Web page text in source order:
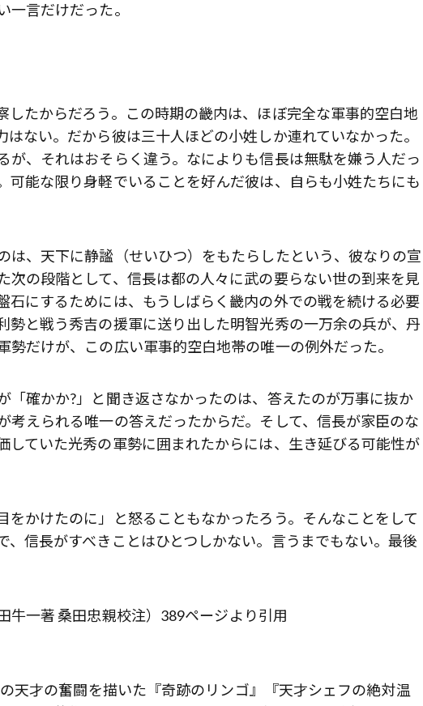
言だけだった。
したからだろう。この時期の畿内は、ほぼ完全な軍事的空白地
ない。だから彼は三十人ほどの小姓しか連れていなかった。
が、それはおそらく違う。なによりも信長は無駄を嫌う人だっ
可能な限り身軽でいることを好んだ彼は、自らも小姓たちにも
は、天下に静謐（せいひつ）をもたらしたという、彼なりの宣
次の段階として、信長は都の人々に武の要らない世の到来を見
石にするためには、もうしばらく畿内の外での戦を続ける必要
勢と戦う秀吉の援軍に送り出した明智光秀の一万余の兵が、丹
だけが、この広い軍事的空白地帯の唯一の例外だった。
「確かか?」と聞き返さなかったのは、答えたのが万事に抜か
考えられる唯一の答えだったからだ。そして、信長が家臣のな
していた光秀の軍勢に囲まれたからには、生き延びる可能性が
をかけたのに」と怒ることもなかったろう。そんなことをして
、信長がすべきことはひとつしかない。言うまでもない。最後
一著 桑田忠親校注）389ページより引用
天才の奮闘を描いた『奇跡のリンゴ』『天才シェフの絶対温